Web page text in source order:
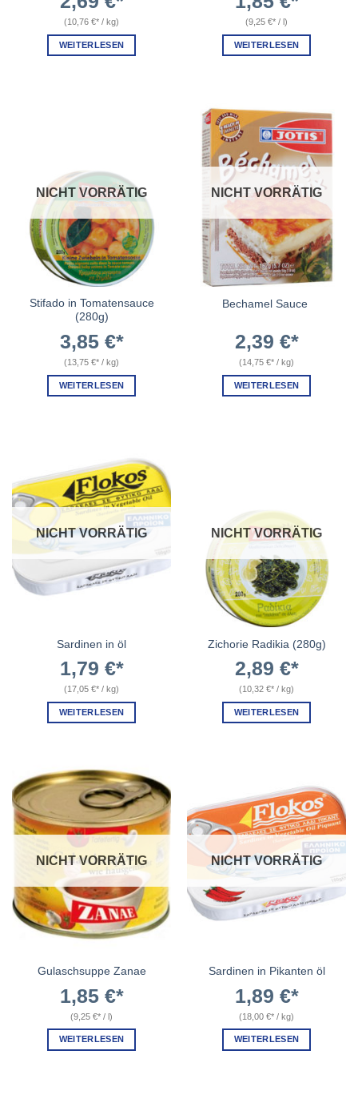
(10,76 € / kg)
WEITERLESEN
(9,25 € / l)
WEITERLESEN
NICHT VORRÄTIG
Stifado in Tomatensauce
(280g)
3,85 €
(13,75 € / kg)
WEITERLESEN
NICHT VORRÄTIG
Bechamel Sauce
2,39 €
(14,75 € / kg)
WEITERLESEN
NICHT VORRÄTIG
Sardinen in öl
1,79 €
(17,05 € / kg)
WEITERLESEN
NICHT VORRÄTIG
Zichorie Radikia (280g)
2,89 €
(10,32 € / kg)
WEITERLESEN
NICHT VORRÄTIG
Gulaschsuppe Zanae
1,85 €
(9,25 € / l)
WEITERLESEN
NICHT VORRÄTIG
Sardinen in Pikanten öl
1,89 €
(18,00 € / kg)
WEITERLESEN